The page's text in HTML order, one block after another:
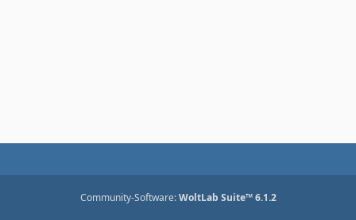
Community-Software:WoltLab Suite™ 6.1.2